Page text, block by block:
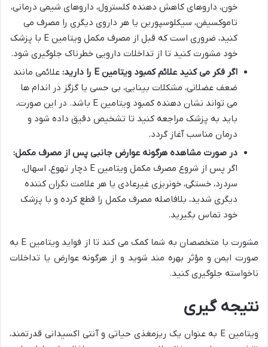
خون، داروهای کاهش دهنده کلسترول، داروهای شیمی درمانی،
تاموکسیفن، سیکلوسپورین یا هر داروی دیگری را مصرف می
کنید، ضروری است که قبل از مصرف مکمل ویتامین E با پزشک
خود مشورت کنید تا از تداخلات دارویی خطرناک جلوگیری شود.
اگر فکر می کنید علائم کمبود ویتامین E را دارید:
علائمی مانند
ضعف عضلانی، مشکلات بینایی، بی حسی یا گزگز در اندام ها
می تواند نشان دهنده کمبود ویتامین E باشد. در این صورت،
باید به پزشک مراجعه کنید تا تشخیص دقیق داده شود و
درمان مناسب آغاز گردد.
در صورت مشاهده هرگونه عوارض جانبی پس از مصرف مکمل:
اگر پس از شروع مصرف مکمل ویتامین E دچار تهوع، اسهال،
سردرد، خستگی، خونریزی غیرعادی یا هر علامت نگران کننده
دیگری شدید، بلافاصله مصرف مکمل را قطع کرده و با پزشک
خود تماس بگیرید.
مشورت با متخصصان به شما کمک می کند تا از فواید ویتامین E به
صورت ایمن و مؤثر بهره مند شوید و از هرگونه عوارض یا تداخلات
ناخواسته جلوگیری کنید.
نتیجه گیری
ویتامین E به عنوان یک ریزمغذی حیاتی و آنتی اکسیدانی قدرتمند،